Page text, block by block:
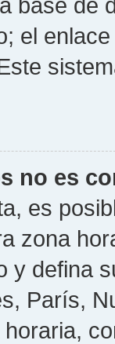
el
no es
es
zona
y defina
París,